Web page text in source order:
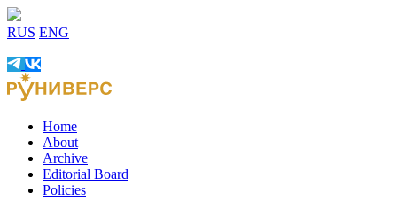
RUS ENG
Home
About
Archive
Editorial Board
Policies